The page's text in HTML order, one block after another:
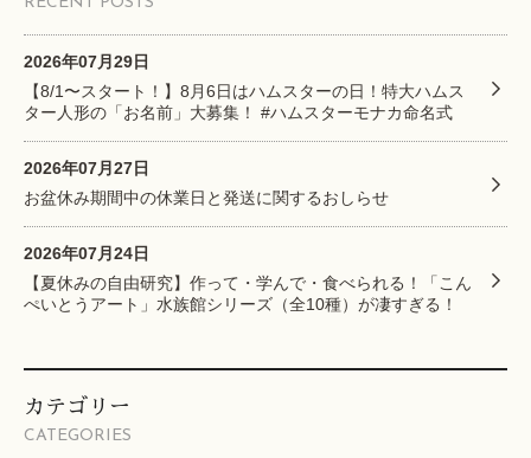
2026年07月29日
【8/1〜スタート！】8月6日はハムスターの日！特大ハムス
ター人形の「お名前」大募集！ #ハムスターモナカ命名式
2026年07月27日
お盆休み期間中の休業日と発送に関するおしらせ
2026年07月24日
【夏休みの自由研究】作って・学んで・食べられる！「こん
ぺいとうアート」水族館シリーズ（全10種）が凄すぎる！
カテゴリー
CATEGORIES